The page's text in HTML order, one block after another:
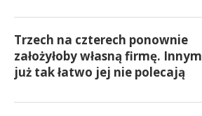
Trzech na czterech ponownie
założyłoby własną firmę. Innym
już tak łatwo jej nie polecają